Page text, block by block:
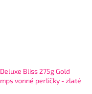
Deluxe Bliss 275g Gold
vonné perličky - zlaté